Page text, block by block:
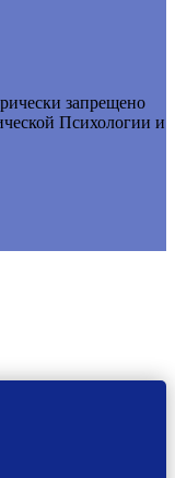
запрещено
Психологии и